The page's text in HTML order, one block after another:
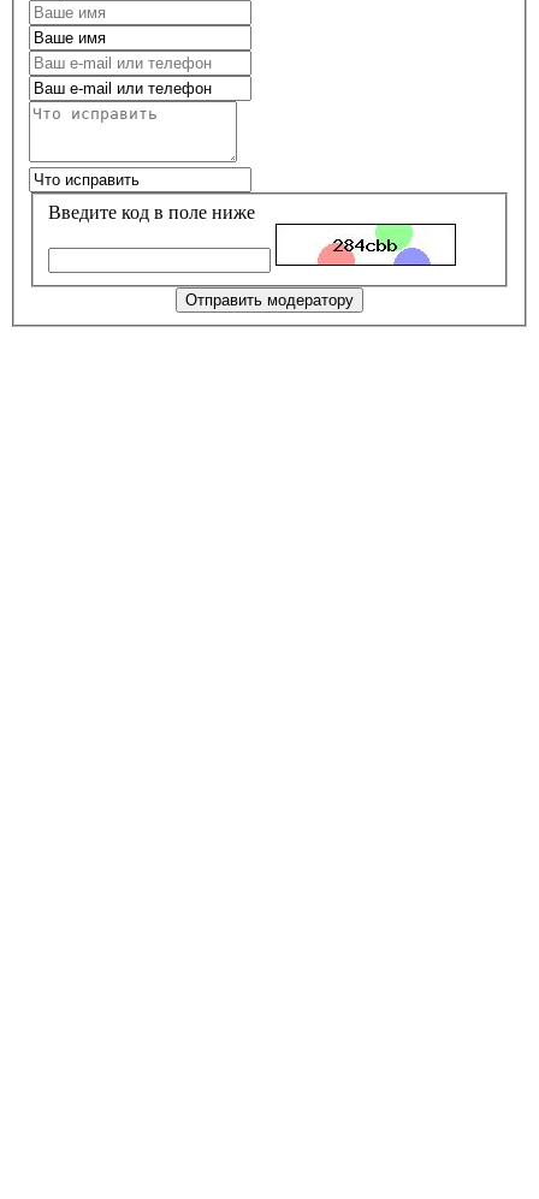
Введите код в поле ниже
Отправить модератору